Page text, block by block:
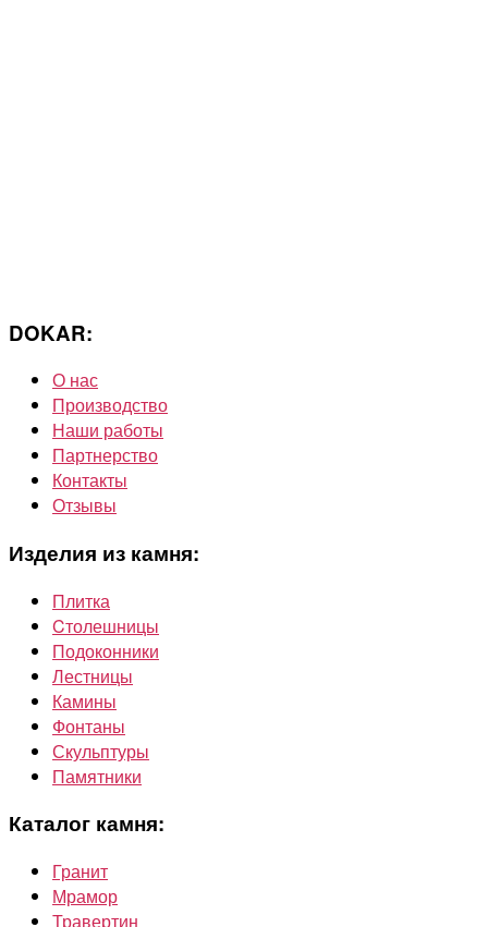
DOKAR:
О нас
Производство
Наши работы
Партнерство
Контакты
Отзывы
Изделия из камня:
Плитка
Cтолешницы
Подоконники
Лестницы
Камины
Фонтаны
Скульптуры
Памятники
Каталог камня:
Гранит
Мрамор
Травертин